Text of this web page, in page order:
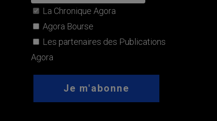
La Chronique Agora
Agora Bourse
Les partenaires des Publications
Agora